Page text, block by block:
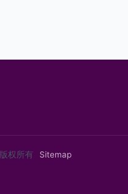
版权所有 Sitemap